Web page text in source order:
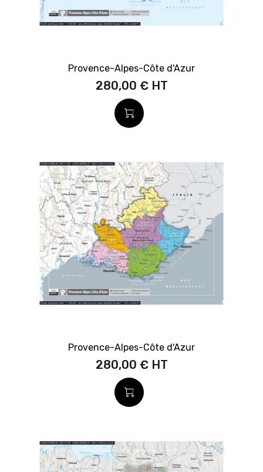
Provence-Alpes-Côte d'Azur
280,00 €
Provence-Alpes-Côte d'Azur
280,00 €